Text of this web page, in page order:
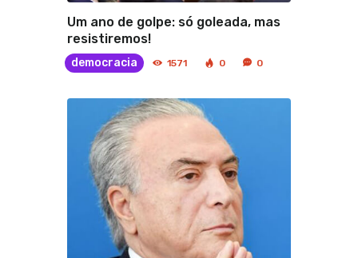
Um ano de golpe: só goleada, mas
resistiremos!
democracia 1571 0 0